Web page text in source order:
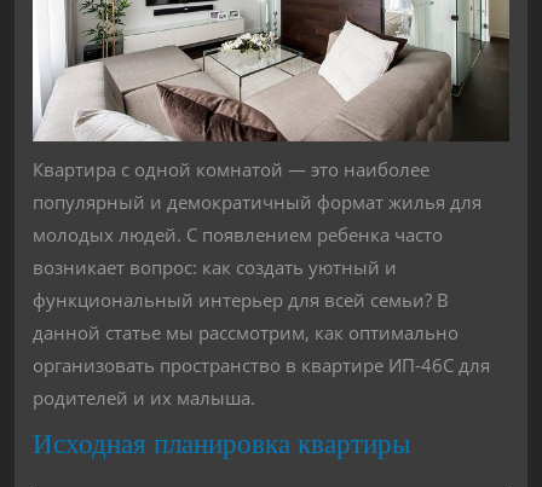
Квартира с одной комнатой — это наиболее
популярный и демократичный формат жилья для
молодых людей. С появлением ребенка часто
возникает вопрос: как создать уютный и
функциональный интерьер для всей семьи? В
данной статье мы рассмотрим, как оптимально
организовать пространство в квартире ИП-46С для
родителей и их малыша.
Исходная планировка квартиры